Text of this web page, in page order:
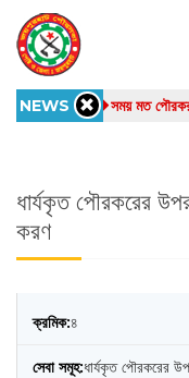
সময় মত
NEWS
ধার্যকৃত পৌরকরের
করণ
৪
ধার্যকৃত পৌরকরের